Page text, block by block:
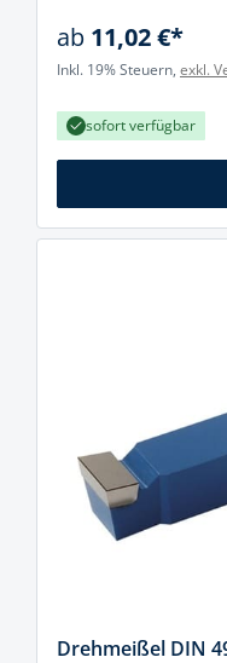
ab 11,02 €*
Inkl. 19% Steuern, exkl.
sofort verfügbar
Drehmeißel DIN